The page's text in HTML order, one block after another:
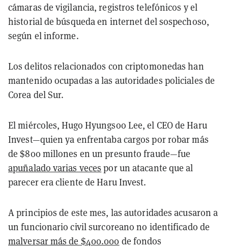
cámaras de vigilancia, registros telefónicos y el
historial de búsqueda en internet del sospechoso,
según el informe.
Los delitos relacionados con criptomonedas han
mantenido ocupadas a las autoridades policiales de
Corea del Sur.
El miércoles, Hugo Hyungsoo Lee, el CEO de Haru
Invest—quien ya enfrentaba cargos por robar más
de $800 millones en un presunto fraude—fue
apuñalado varias veces por un atacante que al
parecer era cliente de Haru Invest.
A principios de este mes, las autoridades acusaron a
un funcionario civil surcoreano no identificado de
malversar más de $400.000 de fondos